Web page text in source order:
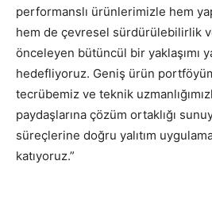
performanslı ürünlerimizle hem
hem de çevresel sürdürülebilirlik
önceleyen bütüncül bir yaklaşımı
hedefliyoruz. Geniş ürün
tecrübemiz ve teknik
paydaşlarına çözüm ortaklığı
süreçlerine doğru yalıtım
katıyoruz.”